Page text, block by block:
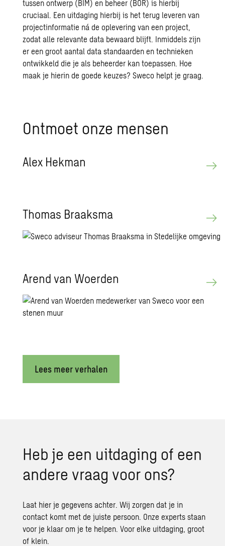
tussen ontwerp (BIM) en beheer (BOR) is hierbij
cruciaal. Een uitdaging hierbij is het terug leveren van
projectinformatie ná de oplevering van een project,
zodat alle relevante data bewaard blijft. Inmiddels zijn
er een groot aantal data standaarden en technieken
ontwikkeld die je als beheerder kan toepassen. Hoe
maak je hierin de goede keuzes?Sweco helpt je graag.
Ont­moet onze men­sen
Alex Hek­man
Tho­mas Braaks­ma
Arend van Woer­den
Lees meer verhalen
Heb je een uit­da­ging of een
an­de­re vraag voor ons?
Laat hier je gegevens achter. Wij zorgen dat je in
contact komt met de juiste persoon. Onze experts staan
voor je klaar om je te helpen. Voor elke uitdaging, groot
of klein.